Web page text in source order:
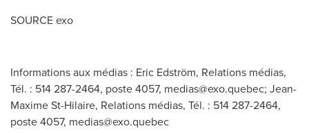
SOURCE exo
Informations aux médias : Eric Edström, Relations médias,
Tél. : 514 287-2464, poste 4057, medias@exo.quebec; Jean-
Maxime St-Hilaire, Relations médias, Tél. : 514 287-2464,
poste 4057, medias@exo.quebec